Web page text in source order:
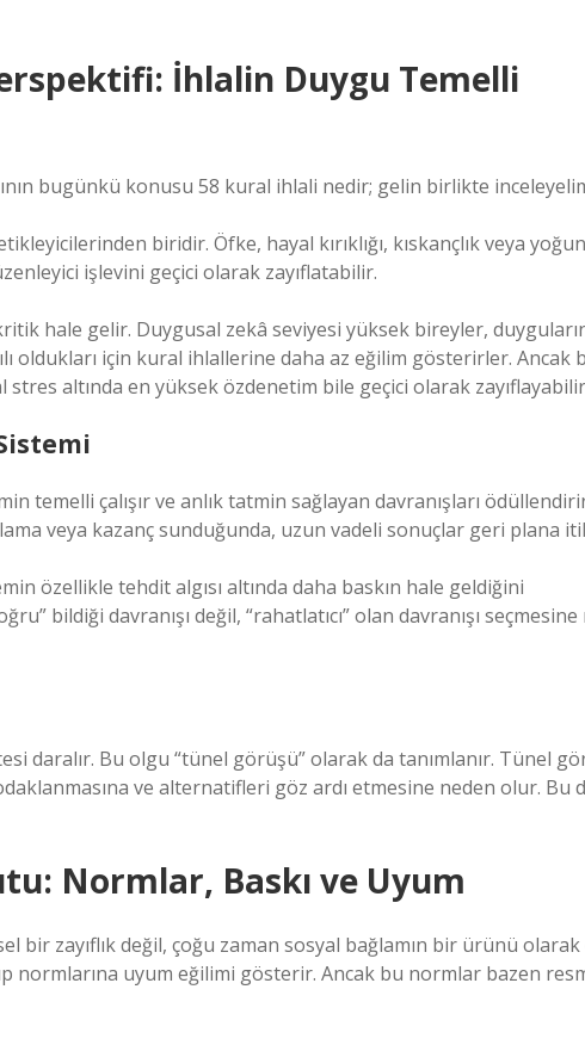
İhlalin Duygu Temelli
bugünkü konusu 58 kural ihlali nedir; gelin birlikte
biridir. Öfke, hayal kırıklığı, kıskançlık veya
işlevini geçici olarak zayıflatabilir.
hale gelir. Duygusal zekâ seviyesi yüksek bireyler,
oldukları için kural ihlallerine daha az eğilim gösterirler. Ancak
altında en yüksek özdenetim bile geçici olarak
temelli çalışır ve anlık tatmin sağlayan davranışları
veya kazanç sunduğunda, uzun vadeli sonuçlar geri plana
özellikle tehdit algısı altında daha baskın hale geldiğini
bildiği davranışı değil, “rahatlatıcı” olan davranışı seçmesine
daralır. Bu olgu “tünel görüşü” olarak da tanımlanır. Tünel
ve alternatifleri göz ardı etmesine neden olur. Bu
Normlar, Baskı ve Uyum
zayıflık değil, çoğu zaman sosyal bağlamın bir ürünü olarak
normlarına uyum eğilimi gösterir. Ancak bu normlar bazen